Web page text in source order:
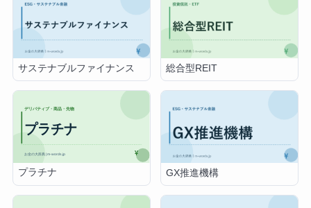
サステナブルファイナンス 総合型REIT
プラチナ GX推進機構